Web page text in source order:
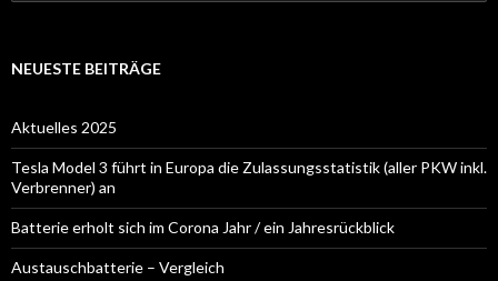
nach:
NEUESTE BEITRÄGE
Aktuelles 2025
Tesla Model 3 führt in Europa die Zulassungsstatistik (aller PKW inkl.
Verbrenner) an
Batterie erholt sich im Corona Jahr / ein Jahresrückblick
Austauschbatterie – Vergleich